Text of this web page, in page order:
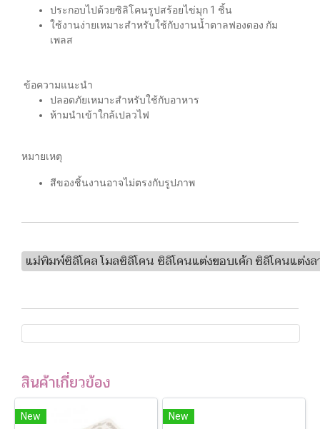
ประกอบไปด้วยซิลิโคนรูปสร้อยไข่มุก 1 ชิ้น
ใช้งานง่ายเหมาะสำหรับใช้กับงานน้ำตาลฟองดอง กัม
เพลส
ข้อความแนะนำ
ปลอดภัยเหมาะสำหรับใช้กับอาหาร
ห้ามนำเข้าใกล้เปลวไฟ
หมายเหตุ
สีของชิ้นงานอาจไม่ตรงกับรูปภาพ
แม่พิมพ์ซิลิโคล โมลซิลิโคน ซิลิโคนแต่งขอบเค้ก ซิลิโคนแต่งล
สินค้าเกี่ยวข้อง
New New